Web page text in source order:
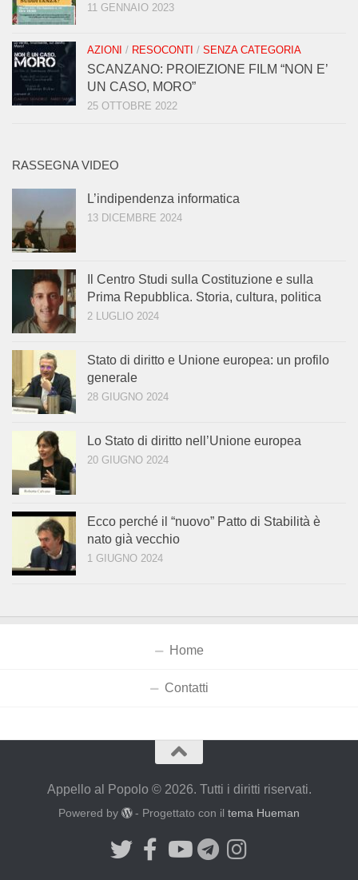
11 GENNAIO 2023
AZIONI / RESOCONTI / SENZA CATEGORIA
SCANZANO: PROIEZIONE FILM “NON E’
UN CASO, MORO”
25 OTTOBRE 2022
RASSEGNA VIDEO
L’indipendenza informatica
13 DICEMBRE 2024
Il Centro Studi sulla Costituzione e sulla
Prima Repubblica. Storia, cultura, politica
2 LUGLIO 2024
Stato di diritto e Unione europea: un profilo
generale
28 GIUGNO 2024
Lo Stato di diritto nell’Unione europea
20 GIUGNO 2024
Ecco perché il “nuovo” Patto di Stabilità è
nato già vecchio
1 GIUGNO 2024
Home
Contatti
Appello al Popolo © 2026. Tutti i diritti riservati.
Powered by - Progettato con iltema Hueman